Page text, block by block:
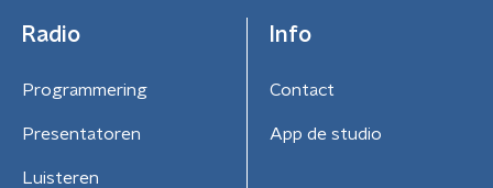
Radio
Programmering
Presentatoren
Luisteren
Info
Contact
App de studio